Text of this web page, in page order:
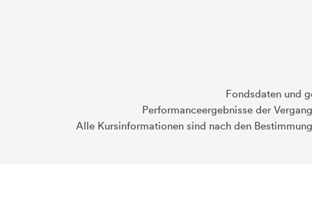
Fondsdaten und
Performanceergebnisse der
Alle Kursinformationen sind nach den